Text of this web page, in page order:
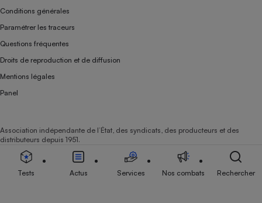
Conditions générales
Paramétrer les traceurs
Questions fréquentes
Droits de reproduction et de diffusion
Mentions légales
Panel
Association indépendante de l’État, des syndicats, des producteurs et des
distributeurs depuis 1951.
Tests Actus Services Nos combats Rechercher